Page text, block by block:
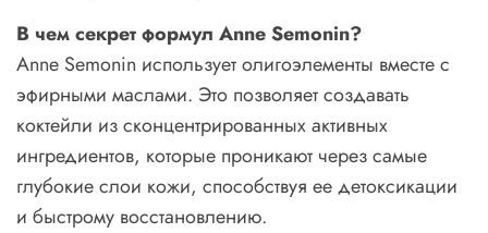
В чем секрет формул Anne Semonin?
Anne Semonin использует олигоэлементы вместе с
эфирными маслами. Это позволяет создавать
коктейли из сконцентрированных активных
ингредиентов, которые проникают через самые
глубокие слои кожи, способствуя ее детоксикации
и быстрому восстановлению.